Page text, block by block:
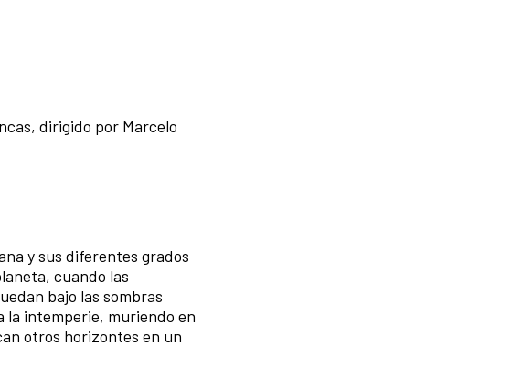
dirigido por Marcelo
y sus diferentes grados
cuando las
bajo las sombras
la intemperie, muriendo en
otros horizontes en un